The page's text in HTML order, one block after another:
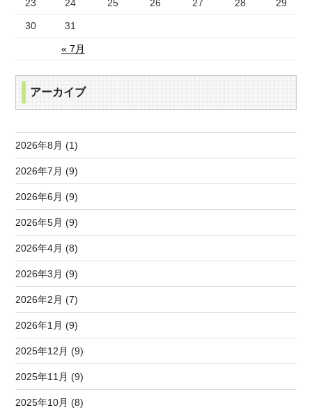
« 7月
23 24 25 26 27 28 29
30 31
アーカイブ
2026年8月 (1)
2026年7月 (9)
2026年6月 (9)
2026年5月 (9)
2026年4月 (8)
2026年3月 (9)
2026年2月 (7)
2026年1月 (9)
2025年12月 (9)
2025年11月 (9)
2025年10月 (8)